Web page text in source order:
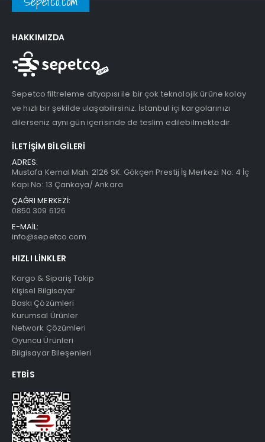
HAKKIMIZDA
Sepetco filtreleme altyapısı ile bir çok teknolojik ürüne kolay
ve hızlı bir şekilde ulaşabilirsiniz. İstanbul içi kargolarınızı
dilerseniz aynı gün içerisinde de teslim edilebilmektedir.
İLETIŞIM BILGILERI
ADRES:
Mustafa Kemal Mah. 2126 SK. Gökçen Prestij İş Merkezi No: 4 İç
Kapı No: 13 Çankaya/ Ankara
ÇAĞRI MERKEZİ:
0850 309 6126
E-MAİL:
info@sepetco.com
HIZLI LINKLER
Kargo & Sipariş Takip
Kişisel Bilgisayar
Baskı Çözümleri
Kurumsal Ürünler
Network Çözümleri
Oyuncu Ürünleri
Bilgisayar Bileşenleri
ETBIS